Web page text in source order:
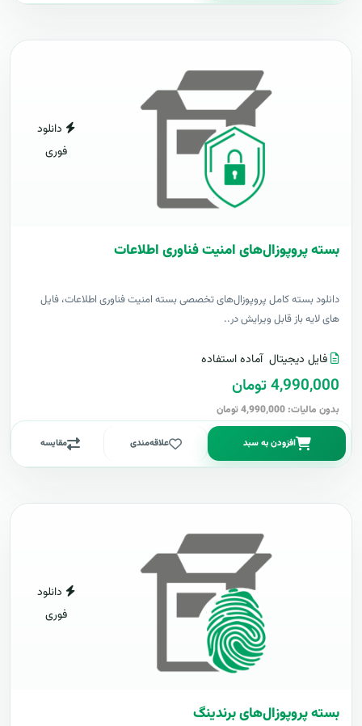
دانلود
فوری
بسته پروپوزال‌های امنیت فناوری اطلاعات
دانلود بسته کامل پروپوزال‌های تخصصی بسته امنیت فناوری اطلاعات، فایل
های لایه باز قابل ویرایش در..
فایل دیجیتال آماده استفاده
4,990,000 تومان
بدون مالیات: 4,990,000 تومان
افزودن به سبد علاقه‌مندی مقایسه
دانلود
فوری
بسته پروپوزال‌های برندینگ